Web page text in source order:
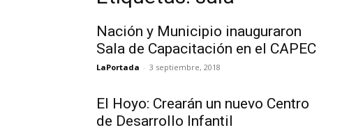
Nación y Municipio inauguraron
Sala de Capacitación en el CAPEC
LaPortada - 3 septiembre, 2018
El Hoyo: Crearán un nuevo Centro
de Desarrollo Infantil